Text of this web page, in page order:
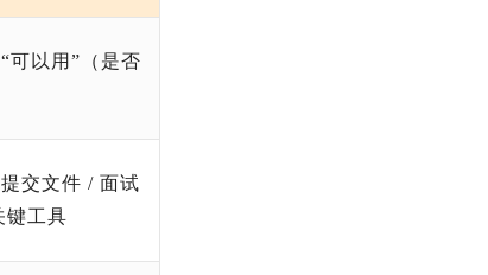
可以用”（是否
交文件 / 面试
键工具